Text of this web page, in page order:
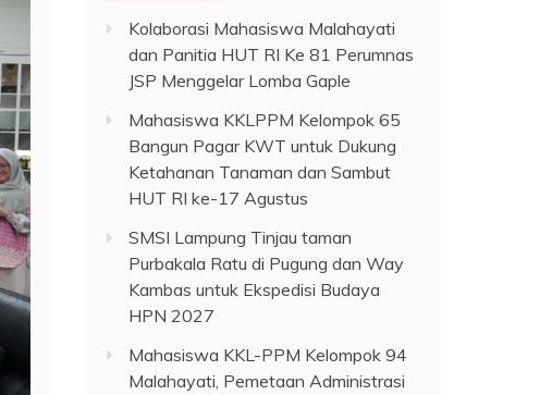
Kolaborasi Mahasiswa Malahayati
dan Panitia HUT RI Ke 81 Perumnas
JSP Menggelar Lomba Gaple
Mahasiswa KKLPPM Kelompok 65
Bangun Pagar KWT untuk Dukung
Ketahanan Tanaman dan Sambut
HUT RI ke-17 Agustus
SMSI Lampung Tinjau taman
Purbakala Ratu di Pugung dan Way
Kambas untuk Ekspedisi Budaya
HPN 2027
Mahasiswa KKL-PPM Kelompok 94
Malahayati, Pemetaan Administrasi